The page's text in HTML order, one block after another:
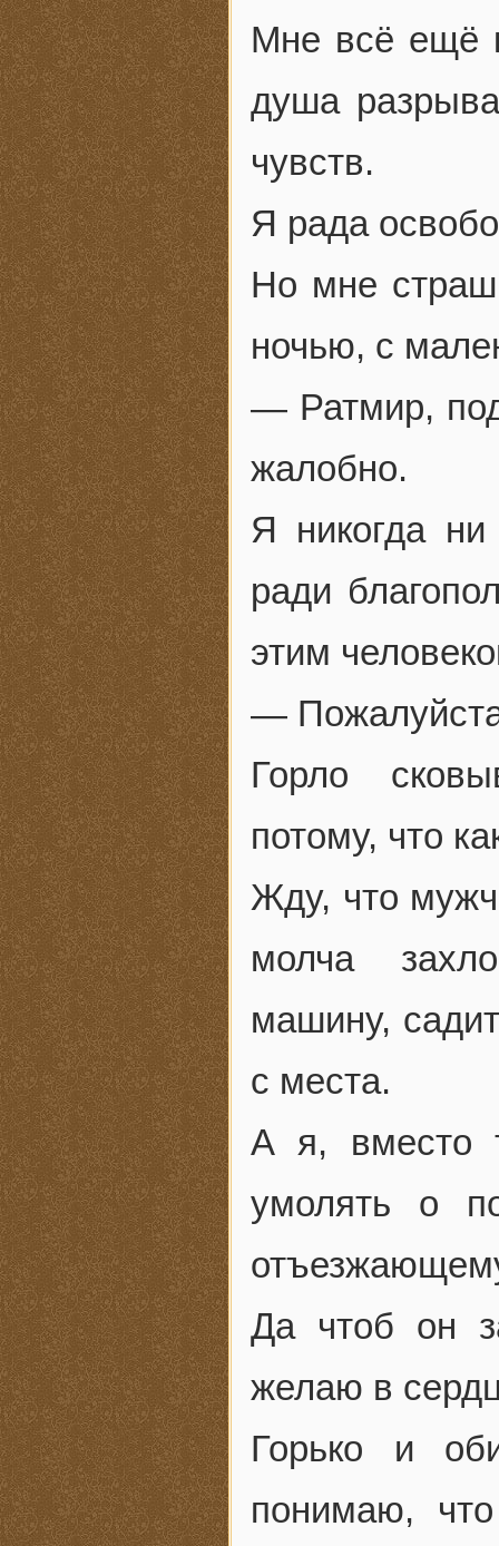
Мне всё ещё
душа
чувств.
Я рада
Но мне
ночью, с
— Ратмир,
жалобно.
Я никогда
ради
этим
—
Горло
потому, что
Жду, что
молча
машину,
с места.
А я, вместо
умолять о
Да чтоб он
желаю в
Горько и
понимаю,